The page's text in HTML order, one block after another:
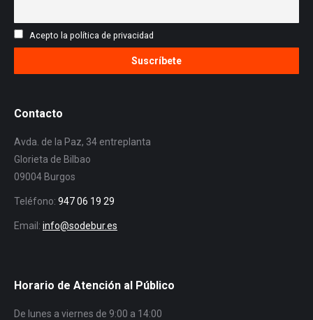
Acepto la política de privacidad
Contacto
Avda. de la Paz, 34 entreplanta
Glorieta de Bilbao
09004 Burgos
Teléfono: 947 06 19 29
Email: info@sodebur.es
Horario de Atención al Público
De lunes a viernes de 9:00 a 14:00